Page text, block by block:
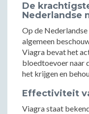
De
Nederlandse
Op de
algemeen
Viagra bevat het
bloedtoevoer naar
het krijgen en
Effectiviteit
Viagra staat